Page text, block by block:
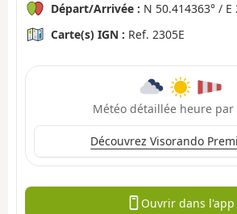
Départ/Arrivée : N 50.414363° / E
Carte(s) IGN : Ref. 2305E
Météo détaillée heure par
Découvrez Visorando
Ouvrir dans l'app